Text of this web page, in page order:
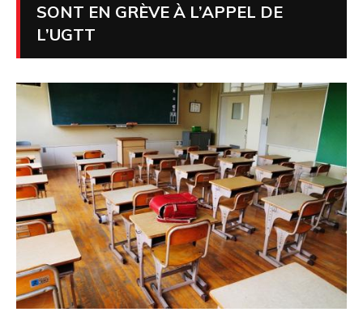
SONT EN GRÈVE À L’APPEL DE
L’UGTT